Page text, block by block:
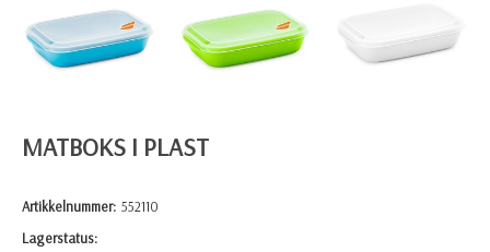
MATBOKS I PLAST
Artikkelnummer: 552110
Lagerstatus: